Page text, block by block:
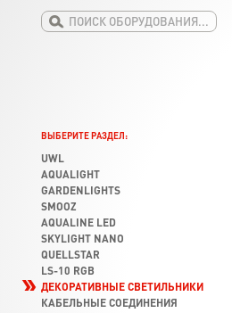
ВЫБЕРИТЕ РАЗДЕЛ:
UWL
AQUALIGHT
GARDENLIGHTS
SMOOZ
AQUALINE LED
SKYLIGHT NANO
QUELLSTAR
LS-10 RGB
ДЕКОРАТИВНЫЕ СВЕТИЛЬНИКИ
КАБЕЛЬНЫЕ СОЕДИНЕНИЯ